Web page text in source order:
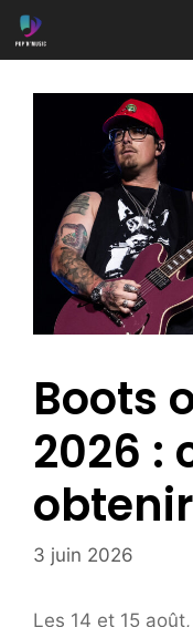
Aller
au
Boots
2026 :
3 juin 2026
Les 14 et 15